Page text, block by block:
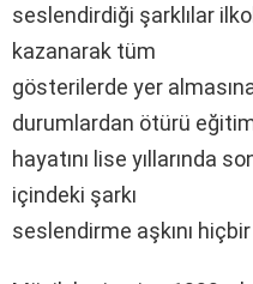
seslendirdiği şarklılar
kazanarak tüm
gösterilerde yer
durumlardan ötürü
hayatını lise yıllarında
içindeki şarkı
seslendirme aşkını